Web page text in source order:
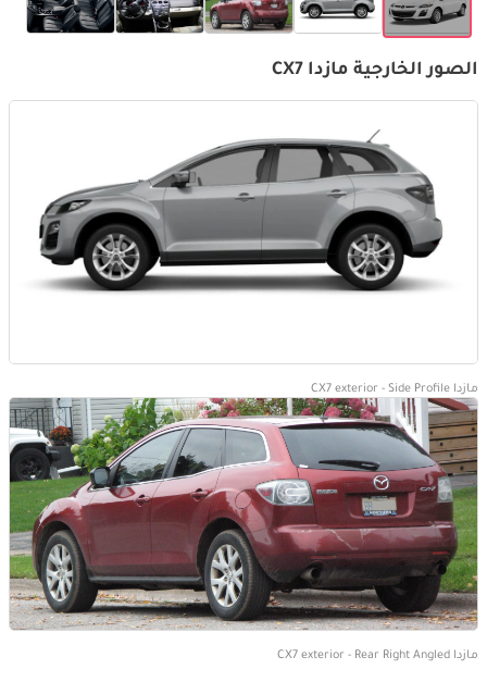
الصور الخارجية مازدا CX7
مازدا CX7 exterior - Side Profile
مازدا CX7 exterior - Rear Right Angled